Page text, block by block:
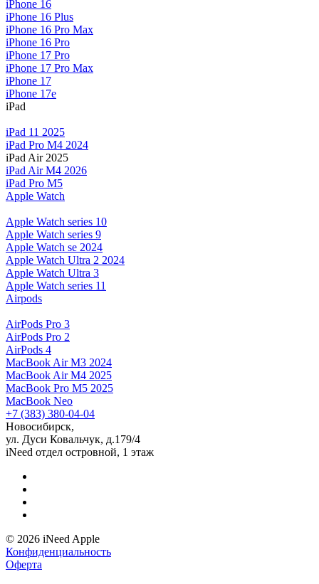
iPhone 16
iPhone 16 Plus
iPhone 16 Pro Max
iPhone 16 Pro
iPhone 17 Pro
iPhone 17 Pro Max
iPhone 17
iPhone 17e
iPad
iPad 11 2025
iPad Pro M4 2024
iPad Air 2025
iPad Air M4 2026
iPad Pro M5
Apple Watch
Apple Watch series 10
Apple Watch series 9
Apple Watch se 2024
Apple Watch Ultra 2 2024
Apple Watch Ultra 3
Apple Watch series 11
Airpods
AirPods Pro 3
AirPods Pro 2
AirPods 4
MacBook Air M3 2024
MacBook Air M4 2025
MacBook Pro M5 2025
MacBook Neo
+7 (383) 380-04-04
Новосибирск,
ул. Дуси Ковальчук, д.179/4
iNeed отдел островной, 1 этаж
© 2026 iNeed Apple
Конфиденциальность
Оферта